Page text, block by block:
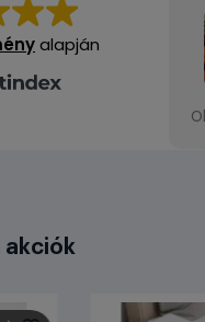
alapján
akciók